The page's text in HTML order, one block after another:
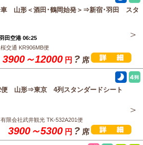
車 山形＜酒田･鶴岡始発＞⇒新宿･羽田 スタ
田空港 06:25
交通 KR906MB便
3900～12000 円 ? 席
便 山形⇒東京 4列スタンダードシート
限会社武井観光 TK-532A201便
3900～5300 円 ? 席